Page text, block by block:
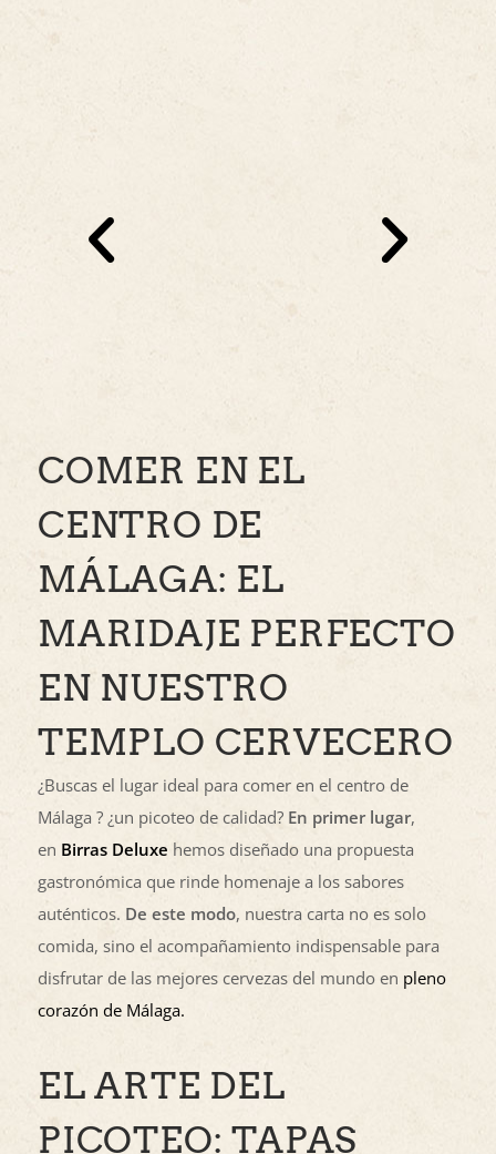
COMER EN EL
CENTRO DE
MÁLAGA: EL
MARIDAJE PERFECTO
EN NUESTRO
TEMPLO CERVECERO
¿Buscas el lugar ideal para comer en el centro de
Málaga ? ¿un picoteo de calidad? En primer lugar,
en Birras Deluxe hemos diseñado una propuesta
gastronómica que rinde homenaje a los sabores
auténticos. De este modo, nuestra carta no es solo
comida, sino el acompañamiento indispensable para
disfrutar de las mejores cervezas del mundo en pleno
corazón de Málaga.
EL ARTE DEL
PICOTEO: TAPAS